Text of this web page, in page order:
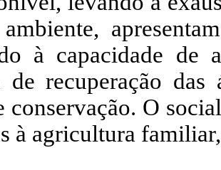
à capacidade de
de recuperação
conservação. O
à agricultura